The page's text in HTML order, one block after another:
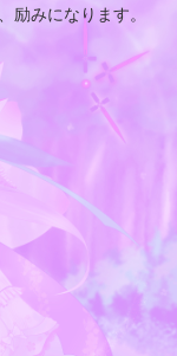
励みになります。